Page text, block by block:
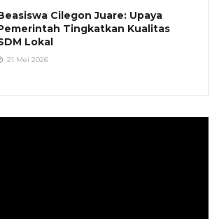
Cilegon Juare: Upaya
Tingkatkan Kualitas
Lokal
21 Mei 2026